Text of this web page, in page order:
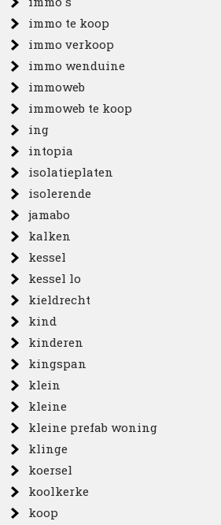
immo te koop
immo verkoop
immo wenduine
immoweb
immoweb te koop
ing
intopia
isolatieplaten
isolerende
jamabo
kalken
kessel
kessel lo
kieldrecht
kind
kinderen
kingspan
klein
kleine
kleine prefab woning
klinge
koersel
koolkerke
koop